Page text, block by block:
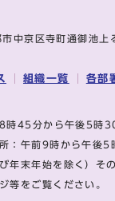
京区寺町通御池上
組織一覧 各部
8時45分から午後5時
所：午前9時から午後
年末年始を除く）そ
等をご覧ください。